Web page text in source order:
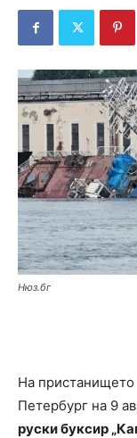
Нюз.бг
На пристанището
Петербург на 9
руски буксир